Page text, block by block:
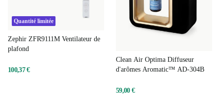
Quantité limitée
Zephir ZFR9111M Ventilateur de
plafond
100,37 €
Clean Air Optima Diffuseur
d'arômes Aromatic™ AD-304B
59,00 €